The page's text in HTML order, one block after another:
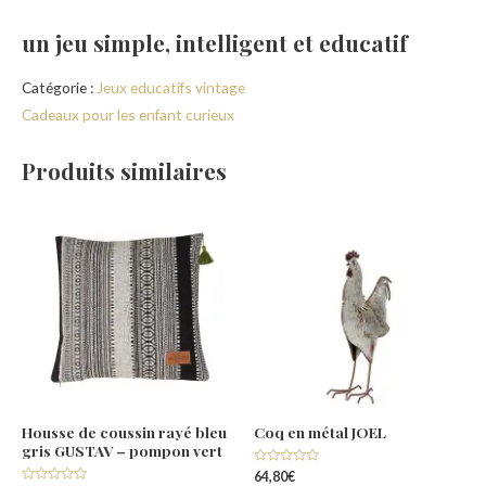
un jeu simple, intelligent et educatif
Catégorie : Jeux educatifs vintage
Cadeaux pour les enfant curieux
Produits similaires
Housse de coussin rayé bleu
gris GUSTAV – pompon vert
Coq en métal JOEL
Note
64,80€